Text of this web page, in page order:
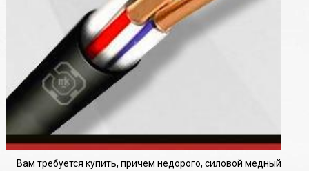
Вам требуется купить, причем недорого, силовой медный